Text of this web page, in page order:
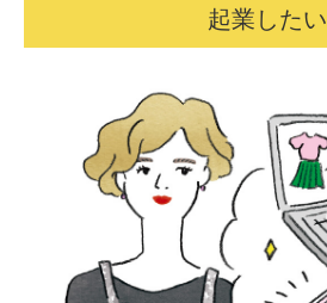
起業したい